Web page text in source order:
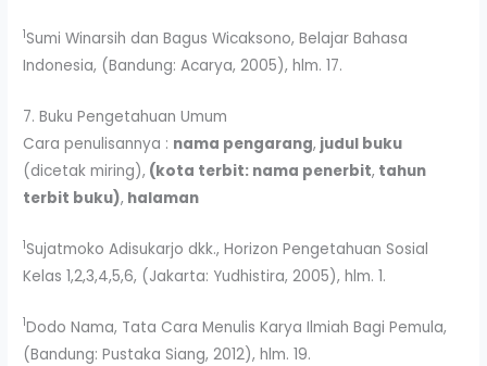
1Sumi Winarsih dan Bagus Wicaksono, Belajar Bahasa
Indonesia, (Bandung: Acarya, 2005), hlm. 17.
7. Buku Pengetahuan Umum
Cara penulisannya : nama pengarang, judul buku
(dicetak miring), (kota terbit: nama penerbit, tahun
terbit buku), halaman
1Sujatmoko Adisukarjo dkk., Horizon Pengetahuan Sosial
Kelas 1,2,3,4,5,6, (Jakarta: Yudhistira, 2005), hlm. 1.
1Dodo Nama, Tata Cara Menulis Karya Ilmiah Bagi Pemula,
(Bandung: Pustaka Siang, 2012), hlm. 19.